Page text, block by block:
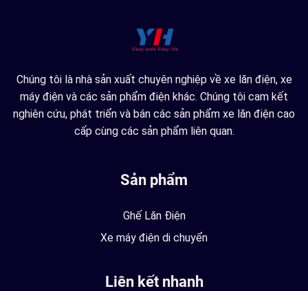
Chúng tôi là nhà sản xuất chuyên nghiệp về xe lăn điện, xe
máy điện và các sản phẩm điện khác. Chúng tôi cam kết
nghiên cứu, phát triển và bán các sản phẩm xe lăn điện cao
cấp cùng các sản phẩm liên quan.
Sản phẩm
Ghế Lăn Điện
Xe máy điện di chuyển
Liên kết nhanh